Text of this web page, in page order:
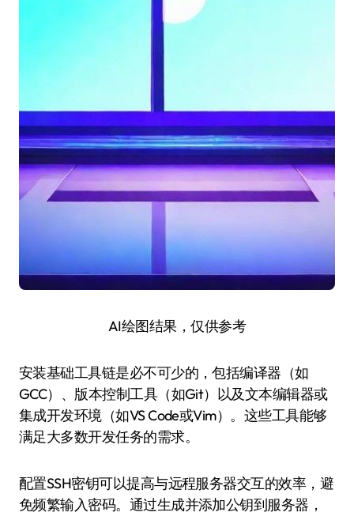
AI绘图结果，仅供参考
安装基础工具链是必不可少的，包括编译器（如
GCC）、版本控制工具（如Git）以及文本编辑器或
集成开发环境（如VS Code或Vim）。这些工具能够
满足大多数开发任务的需求。
配置SSH密钥可以提高与远程服务器交互的效率，避
免频繁输入密码。通过生成并添加公钥到服务器，